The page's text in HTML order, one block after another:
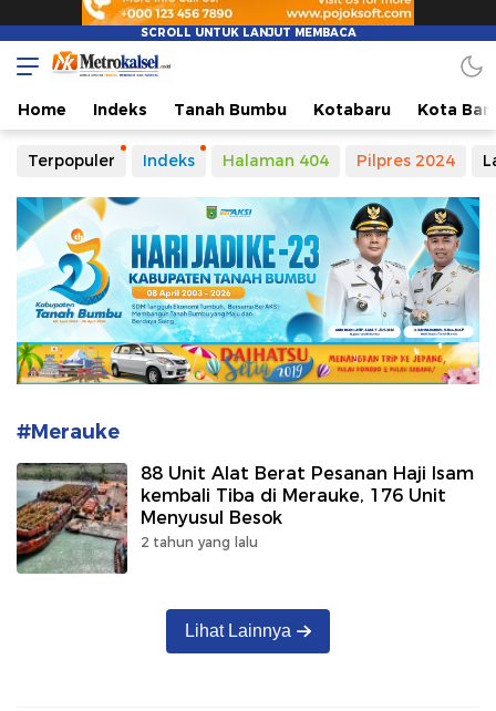
Metro Kalsel
Media Online Terkini, Faktual dan Mendidik
Home Indeks Tanah Bumbu Kotabaru Kota
Terpopuler Indeks Halaman 404 Pilpres 2024
#Merauke
88 Unit Alat Berat Pesanan Haji Isam
kembali Tiba di Merauke, 176 Unit
Menyusul Besok
2 tahun yang lalu
Lihat Lainnya